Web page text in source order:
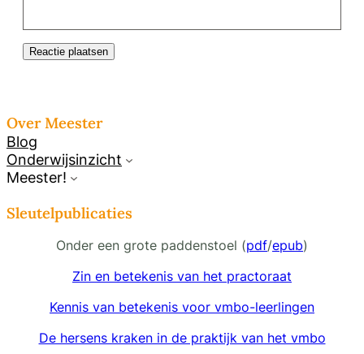
Over Meester
Blog
Onderwijsinzicht
Meester!
Sleutelpublicaties
Onder een grote paddenstoel (pdf/epub)
Zin en betekenis van het practoraat
Kennis van betekenis voor vmbo-leerlingen
De hersens kraken in de praktijk van het vmbo